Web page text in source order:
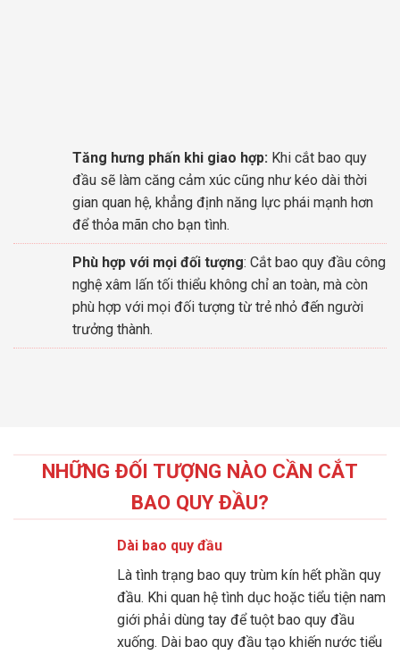
Tăng hưng phấn khi giao hợp: Khi cắt bao quy
đầu sẽ làm căng cảm xúc cũng như kéo dài thời
gian quan hệ, khẳng định năng lực phái mạnh hơn
để thỏa mãn cho bạn tình.
Phù hợp với mọi đối tượng: Cắt bao quy đầu công
nghệ xâm lấn tối thiểu không chỉ an toàn, mà còn
phù hợp với mọi đối tượng từ trẻ nhỏ đến người
trưởng thành.
NHỮNG ĐỐI TƯỢNG NÀO CẦN CẮT
BAO QUY ĐẦU?
Dài bao quy đầu
Là tình trạng bao quy trùm kín hết phần quy
đầu. Khi quan hệ tình dục hoặc tiểu tiện nam
giới phải dùng tay để tuột bao quy đầu
xuống. Dài bao quy đầu tạo khiến nước tiểu